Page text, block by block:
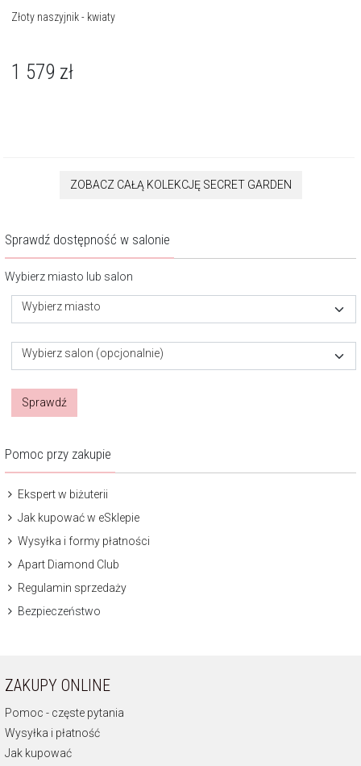
Złoty naszyjnik - kwiaty
1 579 zł
ZOBACZ CAŁĄ KOLEKCJĘ SECRET GARDEN
Sprawdź dostępność w salonie
Wybierz miasto lub salon
Wybierz miasto
Wybierz salon (opcjonalnie)
Sprawdź
Pomoc przy zakupie
Ekspert w biżuterii
Jak kupować w eSklepie
Wysyłka i formy płatności
Apart Diamond Club
Regulamin sprzedaży
Bezpieczeństwo
ZAKUPY ONLINE
Pomoc - częste pytania
Wysyłka i płatność
Jak kupować